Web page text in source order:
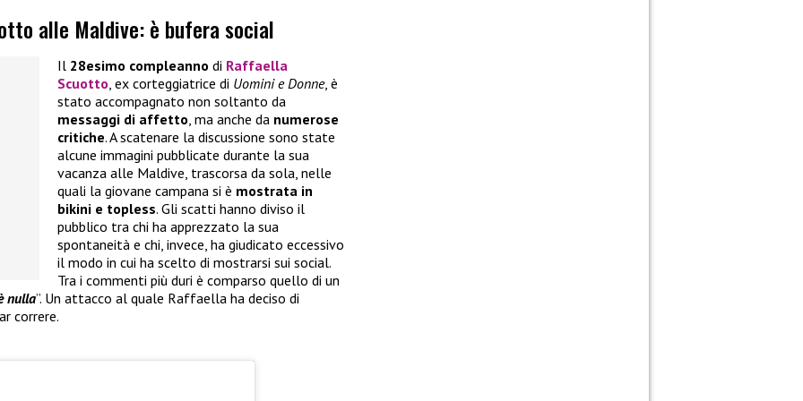
alle Maldive: è bufera social
Il 28esimo compleanno di Raffaella
Scuotto, ex corteggiatrice di Uomini e Donne, è
stato accompagnato non soltanto da
messaggi di affetto, ma anche da numerose
critiche. A scatenare la discussione sono state
alcune immagini pubblicate durante la sua
vacanza alle Maldive, trascorsa da sola, nelle
quali la giovane campana si è mostrata in
bikini e topless. Gli scatti hanno diviso il
pubblico tra chi ha apprezzato la sua
spontaneità e chi, invece, ha giudicato eccessivo
il modo in cui ha scelto di mostrarsi sui social.
Tra i commenti più duri è comparso quello di un
nulla”. Un attacco al quale Raffaella ha deciso di
correre.